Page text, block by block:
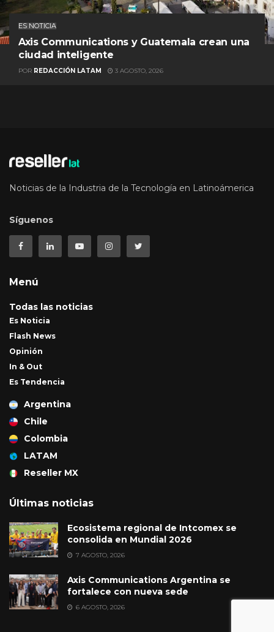
ES NOTICIA
Axis Communications y Guatemala crean una
ciudad inteligente
POR REDACCIÓN LATAM 3 AGOSTO, 2026
Noticias de la Industria de la Tecnología en Latinoámerica
Síguenos
Menú
Todas las noticias
Es Noticia
Flash News
Opinión
In & Out
Es Tendencia
Argentina
Chile
Colombia
LATAM
Reseller MX
Últimas noticias
Ecosistema regional de Intcomex se
consolida en Mundial 2026
7 AGOSTO, 2026
Axis Communications Argentina se
fortalece con nueva sede
6 AGOSTO, 2026